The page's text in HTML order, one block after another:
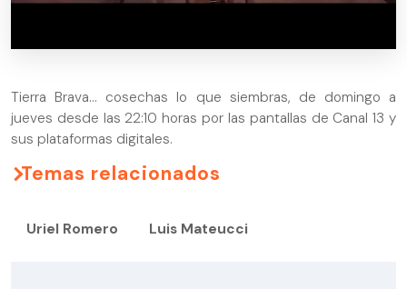
Tierra Brava… cosechas lo que siembras, de domingo a
jueves desde las 22:10 horas por las pantallas de Canal 13 y
sus plataformas digitales.
Temas relacionados
Uriel Romero Luis Mateucci